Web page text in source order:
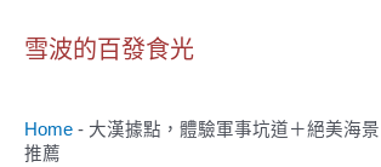
雪波的百發食光
Home - 大漢據點，體驗軍事坑道＋絕美海
推薦